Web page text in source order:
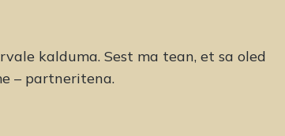
kalduma. Sest ma tean, et sa oled
– partneritena.